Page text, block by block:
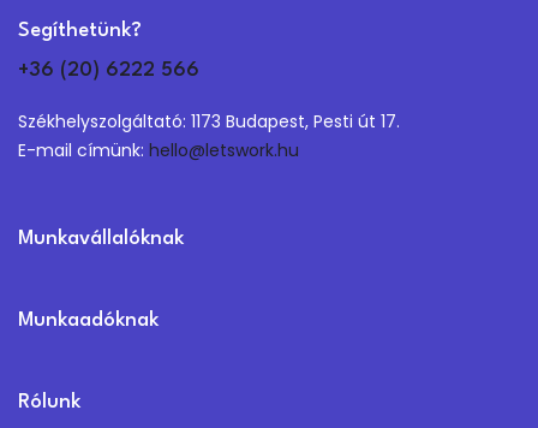
Segíthetünk?
+36 (20) 6222 566
Székhelyszolgáltató: 1173 Budapest, Pesti út 17.
E-mail címünk: hello@letswork.hu
Munkavállalóknak
Munkaadóknak
Rólunk